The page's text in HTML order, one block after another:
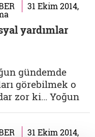
bölge vs.)
Kan
da aynı
sistem,
bilgileri
alıcıların
31 Ekim 2014,
yardımlar
gündemde
görebilmek o
zor ki… Yoğun
31 Ekim 2014,